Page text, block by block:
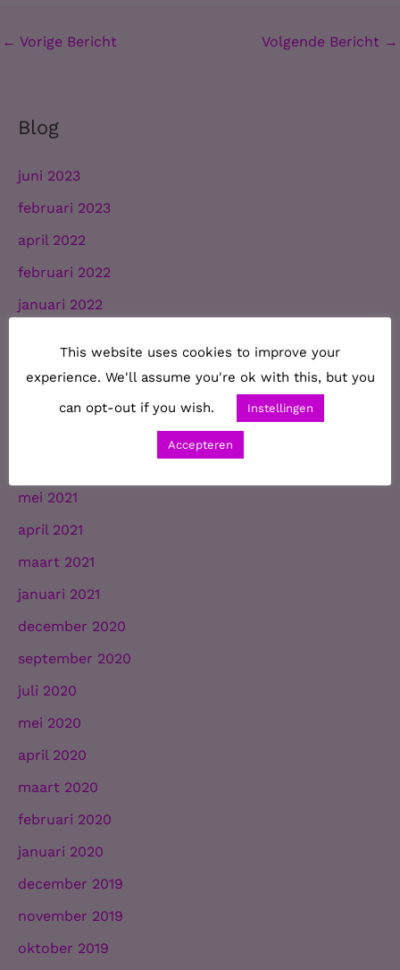
← Vorige Bericht Volgende Bericht →
Blog
juni 2023
februari 2023
april 2022
februari 2022
januari 2022
oktober 2021
september 2021
mei 2021
april 2021
maart 2021
januari 2021
december 2020
september 2020
juli 2020
mei 2020
april 2020
maart 2020
februari 2020
januari 2020
december 2019
november 2019
oktober 2019
This website uses cookies to improve your
experience. We'll assume you're ok with this, but you
can opt-out if you wish.
Instellingen
Accepteren